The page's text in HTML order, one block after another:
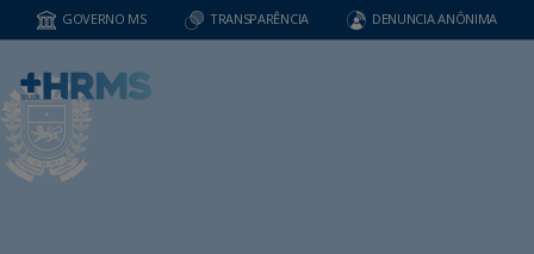
GOVERNO MS TRANSPARÊNCIA DENUNCIA ANÔNIMA